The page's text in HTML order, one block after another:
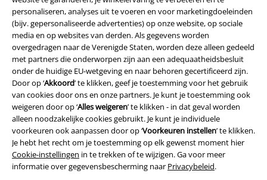
personaliseren, analyses uit te voeren en voor marketingdoeleinden
(bijv. gepersonaliseerde advertenties) op onze website, op sociale
media en op websites van derden. Als gegevens worden
overgedragen naar de Verenigde Staten, worden deze alleen gedeeld
met partners die onderworpen zijn aan een adequaatheidsbesluit
onder de huidige EU-wetgeving en naar behoren gecertificeerd zijn.
Door op ‘Akkoord’ te klikken, geef je toestemming voor het gebruik
van cookies door ons en onze partners. Je kunt je toestemming ook
weigeren door op ‘Alles weigeren’ te klikken - in dat geval worden
alleen noodzakelijke cookies gebruikt. Je kunt je individuele
voorkeuren ook aanpassen door op ‘Voorkeuren instellen’ te klikken.
Je hebt het recht om je toestemming op elk gewenst moment hier
Cookie-instellingen in te trekken of te wijzigen. Ga voor meer
informatie over gegevensbescherming naar Privacybeleid.
Beveiliging